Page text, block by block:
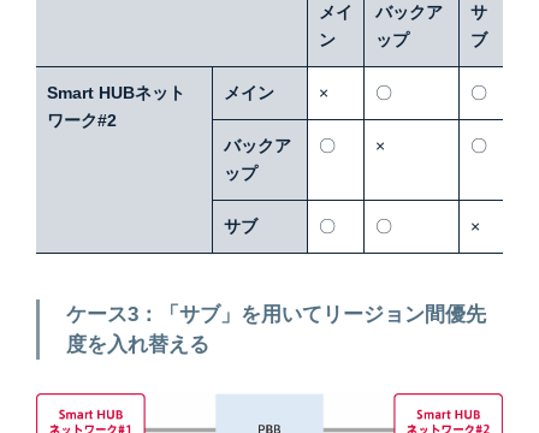
メイ
ン
バックア
ップ
サ
ブ
Smart HUBネット
ワーク#2
メイン × 〇 〇
バックア
ップ
〇 × 〇
サブ 〇 〇 ×
ケース3：「サブ」を用いてリージョン間優先
度を入れ替える